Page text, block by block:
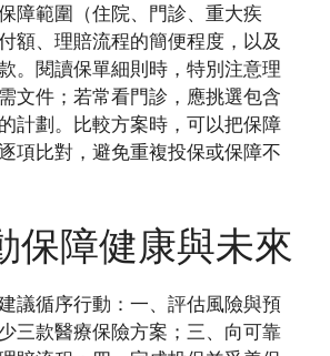
障範圍（住院、門診、重大疾
額、理賠流程的簡便程度，以及
。閱讀保單細則時，特別注意理
文件；若常看門診，應挑選包含
計劃。比較方案時，可以把保障
項比對，避免重複投保或保障不
保障健康與未來
議循序行動：一、評估風險與預
三款醫療保險方案；三、向可靠